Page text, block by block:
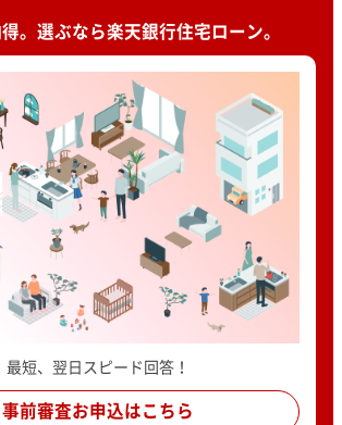
。選ぶなら楽天銀行住宅ローン。
最短、翌日スピード回答！
事前審査お申込はこちら